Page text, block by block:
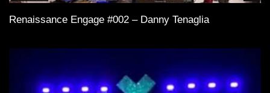
Renaissance Engage #002 – Danny Tenaglia